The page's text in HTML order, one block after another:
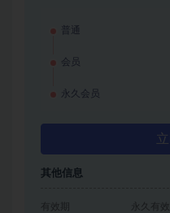
普通
会员
永久会员
其他信息
有效期 永久有效